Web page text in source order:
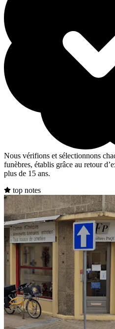
Nous vérifions et sélectionnons
funèbres, établis grâce au retour
plus de 15 ans.
top notes